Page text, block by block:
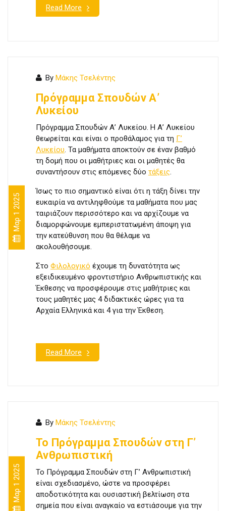
Read More
Μαρ 1 2025
By Μάκης Τσελέντης
Πρόγραμμα Σπουδών Α’
Λυκείου
Πρόγραμμα Σπουδών Α’ Λυκείου. Η Α’ Λυκείου
θεωρείται και είναι ο προθάλαμος για τη Γ’
Λυκείου. Τα μαθήματα αποκτούν σε έναν βαθμό
τη δομή που οι μαθήτριες και οι μαθητές θα
συναντήσουν στις επόμενες δύο τάξεις.
Ίσως το πιο σημαντικό είναι ότι η τάξη δίνει την
ευκαιρία να αντιληφθούμε τα μαθήματα που μας
ταιριάζουν περισσότερο και να αρχίζουμε να
διαμορφώνουμε εμπεριστατωμένη άποψη για
την κατεύθυνση που θα θέλαμε να
ακολουθήσουμε.
Στο Φιλολογικό έχουμε τη δυνατότητα ως
εξειδικευμένο φροντιστήριο Ανθρωπιστικής και
Έκθεσης να προσφέρουμε στις μαθήτριες και
τους μαθητές μας 4 διδακτικές ώρες για τα
Αρχαία Ελληνικά και 4 για την Έκθεση.
Read More
Μαρ 1 2025
By Μάκης Τσελέντης
Το Πρόγραμμα Σπουδών στη Γ’
Ανθρωπιστική
Το Πρόγραμμα Σπουδών στη Γ’ Ανθρωπιστική
είναι σχεδιασμένο, ώστε να προσφέρει
αποδοτικότητα και ουσιαστική βελτίωση στα
σημεία που είναι αναγκαίο να εστιάσουμε για την